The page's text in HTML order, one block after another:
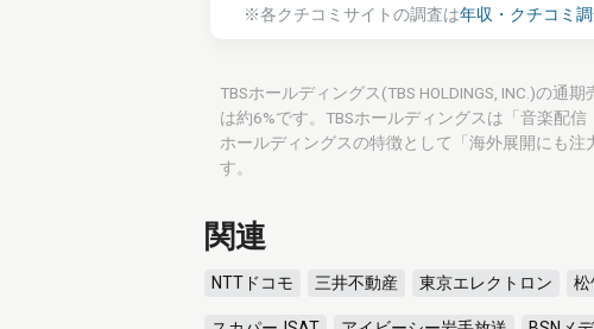
※各クチコミサイトの調査は年収・クチコミ
TBSホールディングス(TBS HOLDINGS, INC.)の
は約6%です。TBSホールディングスは「音楽配
ホールディングスの特徴として「海外展開にも
す。
関連
NTTドコモ 三井不動産 東京エレクトロン 松